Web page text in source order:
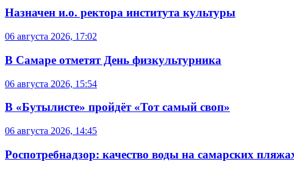
Назначен и.о. ректора института культуры
06 августа 2026, 17:02
В Самаре отметят День физкультурника
06 августа 2026, 15:54
В «Бутылисте» пройдёт «Тот самый своп»
06 августа 2026, 14:45
Роспотребнадзор: качество воды на самарских